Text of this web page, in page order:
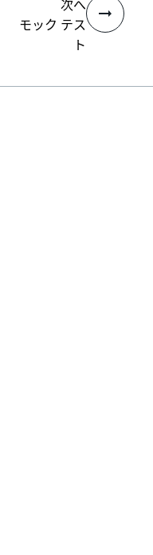
次へ
モック テス
ト